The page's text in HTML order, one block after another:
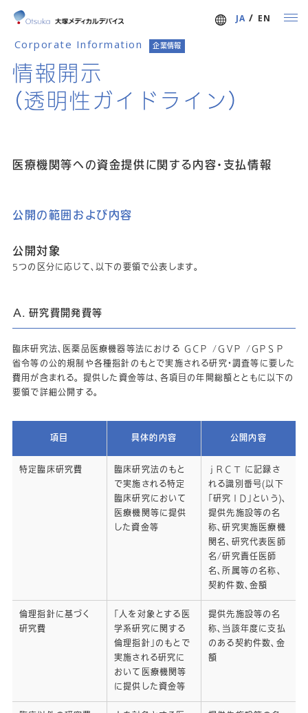
JA / EN
JAPANESE / ENGLISH
ホーム
グローバルな研究開発体制
医療関係者の皆様へ
Paradise 超音波式腎デナベーションシステム
BioMimics 3D ステントシステムの特徴
患者さんとご家族の皆様へ
ニュース
大塚グループについて
情報開示（透明性ガイドライン）
大塚グループビジネスパートナー
Corporate Information 企業情報
情報開示
（透明性ガイドライン）
医療機関等への資金提供に関する内容・支払情報
公開の範囲および内容
公開対象
5つの区分に応じて、以下の要領で公表します。
Ａ．研究費開発費等
臨床研究法、医薬品医療機器等法における ＧＣＰ /ＧＶＰ /ＧＰＳＰ
省令等の公的規制や各種指針のもとで実施される研究・調査等に要した
費用が含まれる。 提供した資金等は、各項目の年間総額とともに以下の
要領で詳細公開する。
項目 具体的内容 公開内容
特定臨床研究費
臨床研究法のもと
で実施される特定
臨床研究において
医療機関等に提供
した資金等
ｊＲＣＴ に記録さ
れる識別番号(以下
「研究ＩＤ」という)、
提供先施設等の名
称、研究実施医療機
関名、研究代表医師
名/研究責任医師
名、所属等の名称、
契約件数、金額
倫理指針に基づく
研究費
「人を対象とする医
学系研究に関する
倫理指針」のもとで
実施される研究に
おいて医療機関等
に提供した資金等
提供先施設等の名
称、当該年度に支払
のある契約件数、金
額